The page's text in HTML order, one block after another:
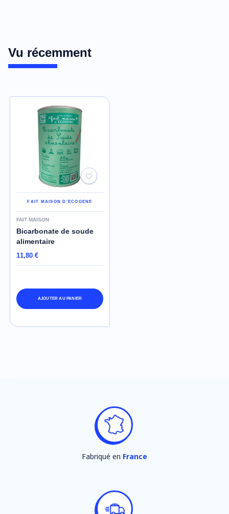
Vu récemment
FAIT MAISON D'ECOGENE
FAIT MAISON
Bicarbonate de soude
alimentaire
11,80 €
AJOUTER AU PANIER
Fabriqué en France